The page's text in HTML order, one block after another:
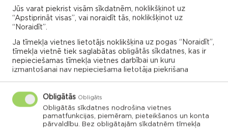
Naglu civil parish
Rikavas
novads
Kantinieku civil
parish
Sakstagala
parish Ozolmuizas civil
parish
Gaigalavas
pagasts,
novads
Struzanu civil
parish
Dricanu civil
Nautrenu civil
parish
Ilzeskalna civil
parish
parish
Griskanu civil
parish
Sokolku civil
parish
Vilanu civil
parish
Deksares civil
Vilani
Jūs varat piekrist visām sīkdatnēm, noklikšķinot uz
“Apstiprināt visas”, vai noraidīt tās, noklikšķinot uz
“Noraidīt”.
Ja tīmekļa vietnes lietotājs noklikšķina uz pogas “Noraidīt”,
tīmekļa vietnē tiek saglabātas obligātās sīkdatnes, kas ir
nepieciešamas tīmekļa vietnes darbībai un kuru
izmantošanai nav nepieciešama lietotāja piekrišana
Obligātās Obligāts
Obligātās sīkdatnes nodrošina vietnes
pamatfunkcijas, piemēram, pieteikšanos un konta
pārvaldību. Bez obligātajām sīkdatnēm tīmekļa